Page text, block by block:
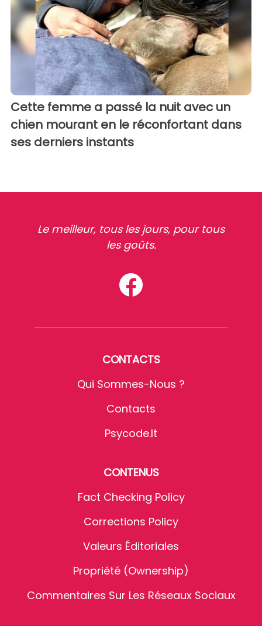
Cette femme a passé la nuit avec un
chien mourant en le réconfortant dans
ses derniers instants
Le meilleur, tous les jours, pour tous
les goûts.
CONTACTS
Qui Sommes-Nous ?
Contacts
Psycode.it
CONTENUS
Fact Checking Policy
Corrections Policy
Valeurs Éditoriales
Propriété (Ownership)
Commentaires Sur Les Réseaux Sociaux